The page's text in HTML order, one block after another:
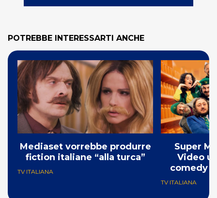
POTREBBE INTERESSARTI ANCHE
Mediaset vorrebbe produrre
fiction italiane “alla turca”
TV ITALIANA
Super
Video
comedy
TV ITALIANA